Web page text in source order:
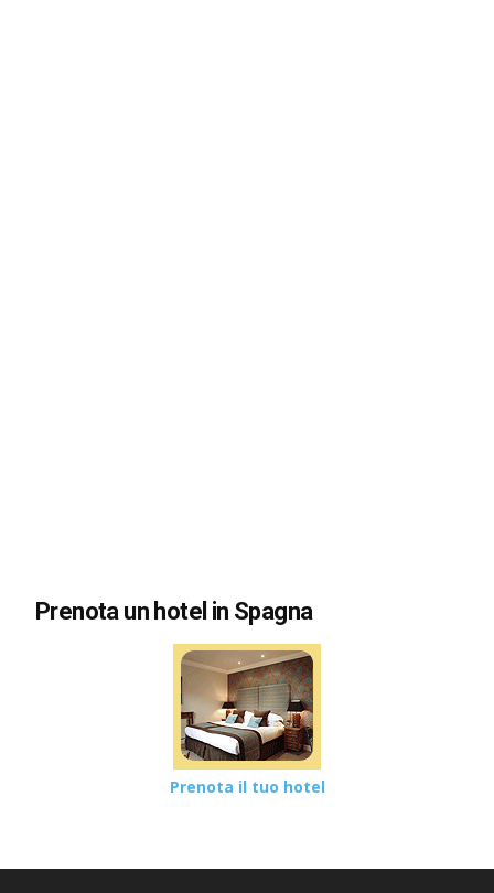
Prenota un hotel in Spagna
Prenota il tuo hotel